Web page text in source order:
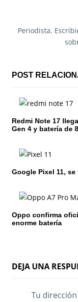
a
i
n
d
e
e
r
d
Periodista.
POST
Redmi Note 17
Gen 4 y batería de
Google Pixel 11,
Oppo confirma
enorme batería
DEJA UNA
Tu